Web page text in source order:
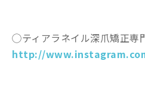
◯ティアラネイル深爪矯正専
http://